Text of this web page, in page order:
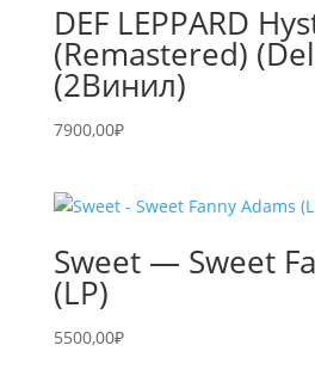
DEF LEPPARD
(Remastered)
(2Винил)
7900,00₽
Sweet — Sweet
(LP)
5500,00₽